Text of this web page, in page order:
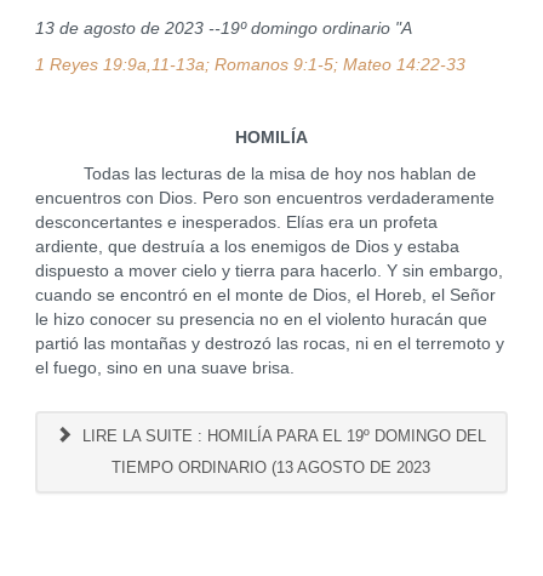
13 de agosto de 2023 --19º domingo ordinario "A
1 Reyes 19:9a,11-13a; Romanos 9:1-5; Mateo 14:22-33
HOMILÍA
Todas las lecturas de la misa de hoy nos hablan de
encuentros con Dios. Pero son encuentros verdaderamente
desconcertantes e inesperados. Elías era un profeta
ardiente, que destruía a los enemigos de Dios y estaba
dispuesto a mover cielo y tierra para hacerlo. Y sin embargo,
cuando se encontró en el monte de Dios, el Horeb, el Señor
le hizo conocer su presencia no en el violento huracán que
partió las montañas y destrozó las rocas, ni en el terremoto y
el fuego, sino en una suave brisa.
LIRE LA SUITE : HOMILÍA PARA EL 19º DOMINGO DEL
TIEMPO ORDINARIO (13 AGOSTO DE 2023